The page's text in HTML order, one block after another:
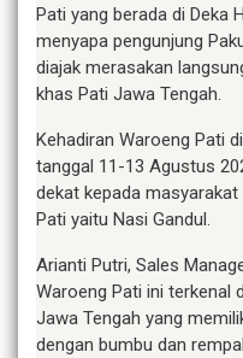
Pati yang berada di Deka
menyapa pengunjung
diajak merasakan
khas Pati Jawa Tengah.
Kehadiran Waroeng Pati
tanggal 11-13 Agustus
dekat kepada
Pati yaitu Nasi Gandul.
Arianti Putri, Sales
Waroeng Pati ini terkenal
Jawa Tengah yang
dengan bumbu dan